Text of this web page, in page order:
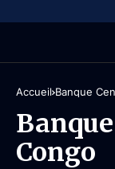
Accueil Banque
Congo